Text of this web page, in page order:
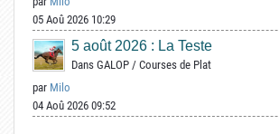
05 Aoû 2026 10:29
5 août 2026 : La Teste
Dans GALOP / Courses de Plat
par Milo
04 Aoû 2026 09:52